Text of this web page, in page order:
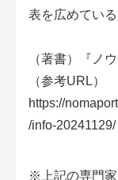
基礎
アグ
表を広めている
（著書）『ノ
（参考URL）
https://
/info-20241129/
※上記の専門家